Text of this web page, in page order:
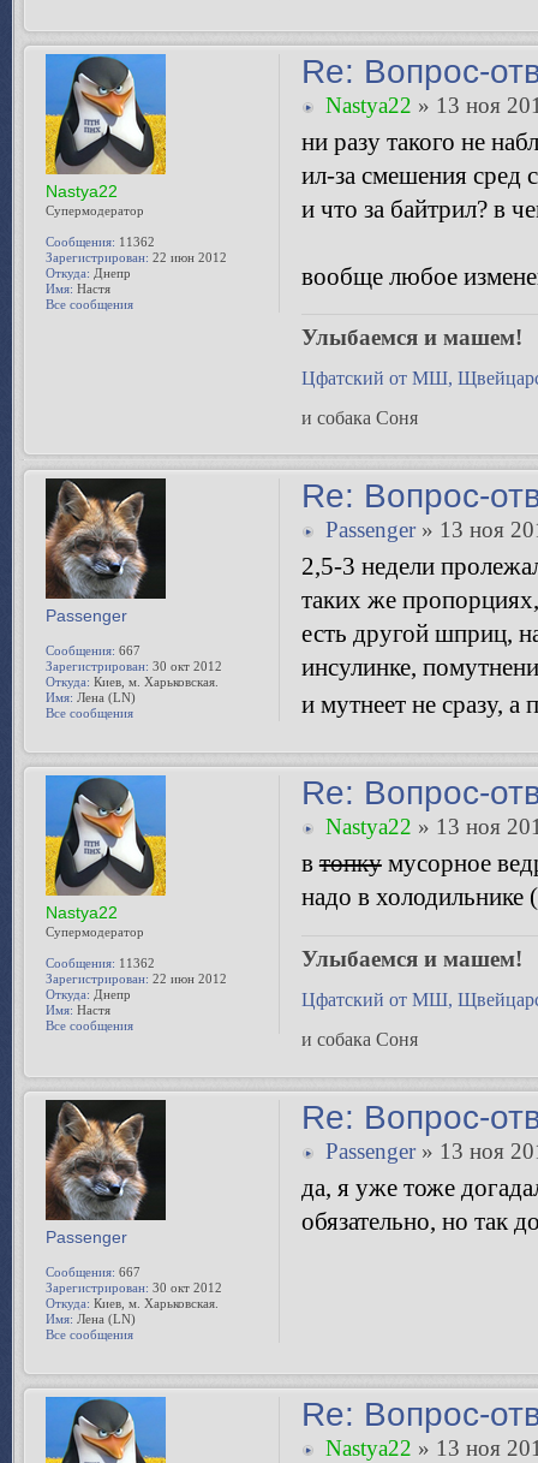
Re: Вопрос-
Nastya22 » 13 ноя
ни разу такого не
ил-за смешения сред
и что за байтрил? в
вообще любое
Улыбаемся и машем!
Цфатский от МШ,
и собака Соня
Nastya22
Супермодератор
Сообщения: 11362
Зарегистрирован: 22 июн 2012
Откуда: Днепр
Имя: Настя
Все сообщения
Re: Вопрос-
Passenger» 13 ноя
2,5-3 недели
таких же
есть другой шприц,
инсулинке,
и мутнеет не сразу, а
Passenger
Сообщения: 667
Зарегистрирован: 30 окт 2012
Откуда: Киев, м. Харьковская.
Имя: Лена (LN)
Все сообщения
Re: Вопрос-
Nastya22 » 13 ноя
втопкумусорное
надо в холодильнике
Улыбаемся и машем!
Цфатский от МШ,
и собака Соня
Nastya22
Супермодератор
Сообщения: 11362
Зарегистрирован: 22 июн 2012
Откуда: Днепр
Имя: Настя
Все сообщения
Re: Вопрос-
Passenger» 13 ноя
да, я уже тоже
обязательно, но так
Passenger
Сообщения: 667
Зарегистрирован: 30 окт 2012
Откуда: Киев, м. Харьковская.
Имя: Лена (LN)
Все сообщения
Re: Вопрос-
Nastya22 » 13 ноя